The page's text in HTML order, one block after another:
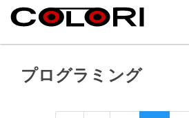
プログラミング